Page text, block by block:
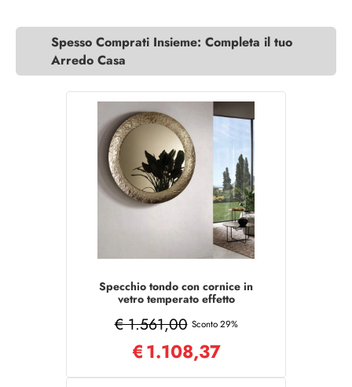
Spesso Comprati Insieme: Completa il tuo
Arredo Casa
Specchio tondo con cornice in
vetro temperato effetto
Bronzo
€ 1.561,00 Sconto 29%
€1.108,37